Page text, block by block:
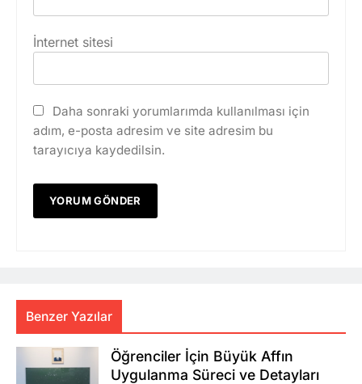
İnternet sitesi
Daha sonraki yorumlarımda kullanılması için
adım, e-posta adresim ve site adresim bu
tarayıcıya kaydedilsin.
Benzer Yazılar
Öğrenciler İçin Büyük Affın
Uygulanma Süreci ve Detayları